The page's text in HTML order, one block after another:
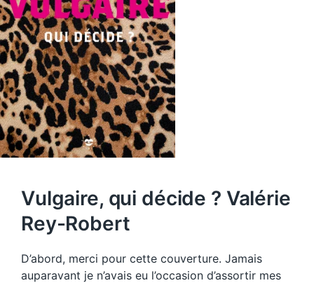
Vulgaire, qui décide ? Valérie
Rey-Robert
D’abord, merci pour cette couverture. Jamais
auparavant je n’avais eu l’occasion d’assortir mes